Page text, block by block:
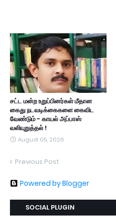
சட்ட மன்ற உறுப்பினர்கள் மீதான
கைது நடவடிக்கைகளை கைவிட
வேண்டும் - காயல் அப்பாஸ்
வலியுறுத்தல் !
August 05, 2026
Previous Post
Powered by Blogger
SOCIAL PLUGIN